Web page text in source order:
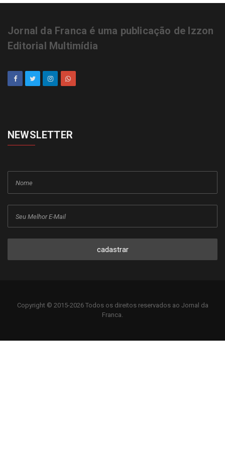
Jornal da Franca é uma publicação de Izzon
Editorial Multimídia
NEWSLETTER
cadastrar
Copyright © 2015-2026 Todos os direitos reservados ao Jornal da
Franca.